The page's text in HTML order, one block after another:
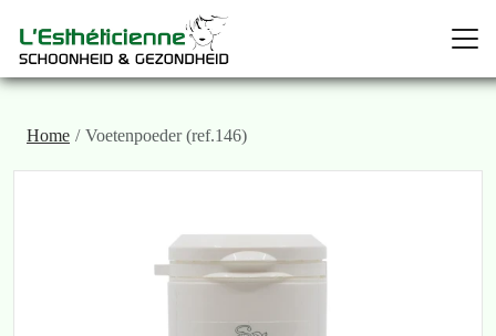
Home Voetenpoeder (ref.146)